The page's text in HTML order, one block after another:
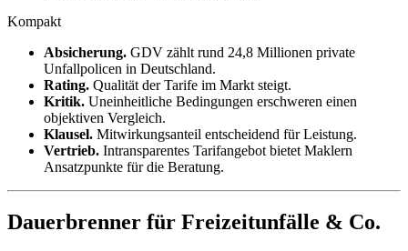
Kompakt
Absicherung. GDV zählt rund 24,8 Millionen private
Unfallpolicen in Deutschland.
Rating. Qualität der Tarife im Markt steigt.
Kritik. Uneinheitliche Bedingungen erschweren einen
objektiven Vergleich.
Klausel. Mitwirkungsanteil entscheidend für Leistung.
Vertrieb. Intransparentes Tarifangebot bietet Maklern
Ansatzpunkte für die Beratung.
Dauerbrenner für Freizeitunfälle & Co.